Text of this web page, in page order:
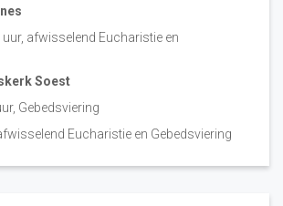
afwisselend Eucharistie en
Soest
Gebedsviering
Eucharistie en Gebedsviering